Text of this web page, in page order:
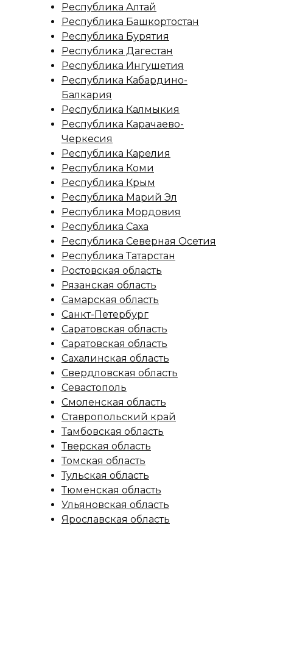
Республика Алтай
Республика Башкортостан
Республика Бурятия
Республика Дагестан
Республика Ингушетия
Республика Кабардино-
Балкария
Республика Калмыкия
Республика Карачаево-
Черкесия
Республика Карелия
Республика Коми
Республика Крым
Республика Марий Эл
Республика Мордовия
Республика Саха
Республика Северная Осетия
Республика Татарстан
Ростовская область
Рязанская область
Самарская область
Санкт-Петербург
Саратовская область
Саратовская область
Сахалинская область
Свердловская область
Севастополь
Смоленская область
Ставропольский край
Тамбовская область
Тверская область
Томская область
Тульская область
Тюменская область
Ульяновская область
Ярославская область